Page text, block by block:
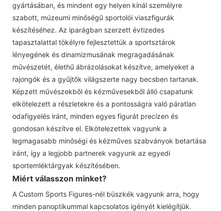
gyártásában, és mindent egy helyen kínál személyre
szabott, múzeumi minőségű sportolói viaszfigurák
készítéséhez. Az iparágban szerzett évtizedes
tapasztalattal tökélyre fejlesztettük a sportsztárok
lényegének és dinamizmusának megragadásának
művészetét, élethű ábrázolásokat készítve, amelyeket a
rajongók és a gyűjtők világszerte nagy becsben tartanak.
Képzett művészekből és kézművesekből álló csapatunk
elkötelezett a részletekre és a pontosságra való páratlan
odafigyelés iránt, minden egyes figurát precízen és
gondosan készítve el. Elkötelezettek vagyunk a
legmagasabb minőségi és kézműves szabványok betartása
iránt, így a legjobb partnerek vagyunk az egyedi
sportemléktárgyak készítésében.
Miért válasszon minket?
A Custom Sports Figures-nél büszkék vagyunk arra, hogy
minden panoptikummal kapcsolatos igényét kielégítjük.